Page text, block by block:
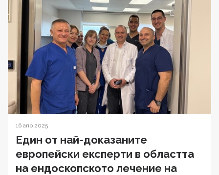
16 апр 2025
Един от най-доказаните
европейски експерти в областта
на ендоскопското лечение на